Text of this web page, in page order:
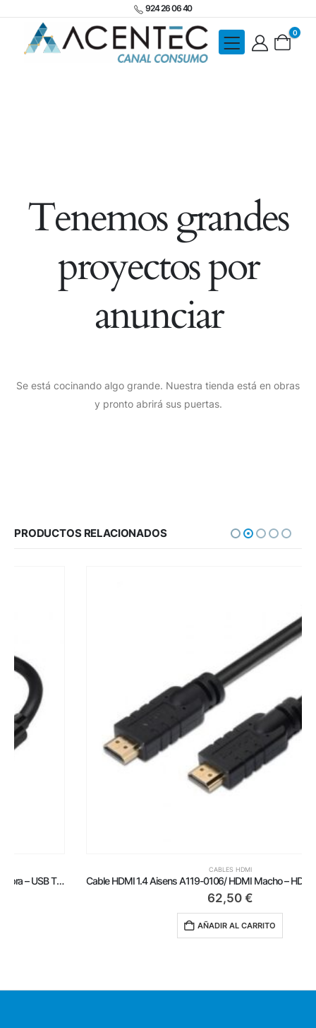
924 26 06 40
0
Tenemos grandes
proyectos por
anunciar
Se está cocinando algo grande. Nuestra tienda está en obras
y pronto abrirá sus puertas.
PRODUCTOS RELACIONADOS
Cable HDMI 1.4 Aisens A119-0106/ HDMI Macho – HDMI Macho/ Hasta 10W/ 720Mbps/ 30m/ Negro
AÑADIR AL CARRITO